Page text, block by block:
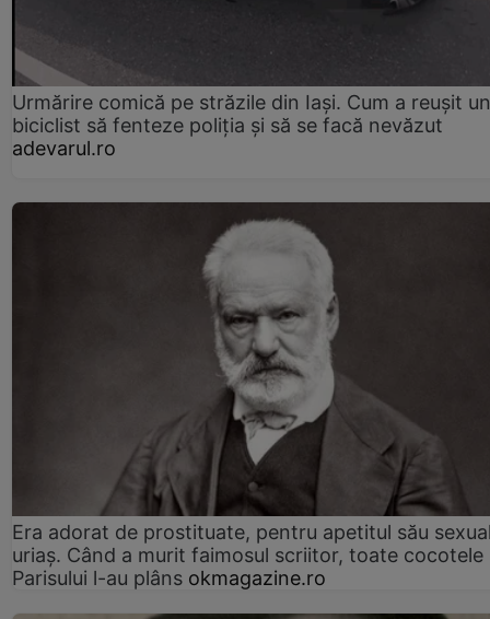
Urmărire comică pe străzile din Iași. Cum a reușit un
biciclist să fenteze poliția și să se facă nevăzut
adevarul.ro
Era adorat de prostituate, pentru apetitul său
uriaș. Când a murit faimosul scriitor, toate cocotele
Parisului l-au plâns okmagazine.ro